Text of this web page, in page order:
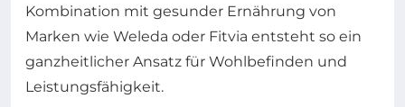
Kombination mit gesunder Ernährung von
Marken wie Weleda oder Fitvia entsteht so ein
ganzheitlicher Ansatz für Wohlbefinden und
Leistungsfähigkeit.